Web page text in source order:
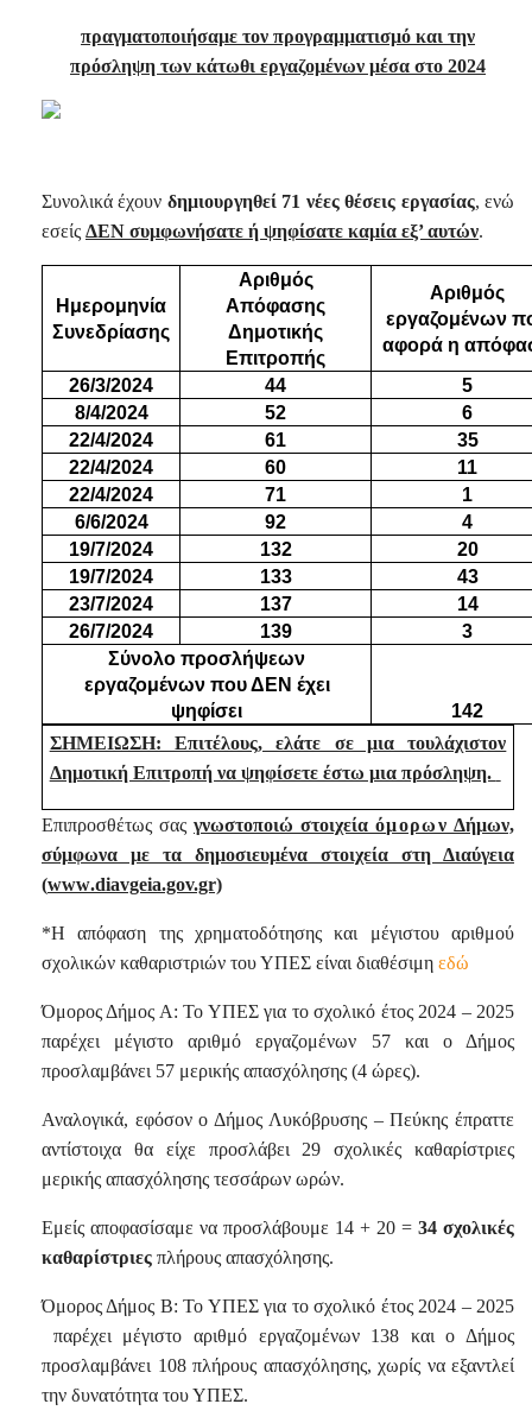
πραγματοποιήσαμε τον προγραμματισμό και την
πρόσληψη των κάτωθι εργαζομένων μέσα στο 2024
Συνολικά έχουν δημιουργηθεί 71 νέες θέσεις εργασίας, ενώ
εσείς ΔΕΝ συμφωνήσατε ή ψηφίσατε καμία εξ’ αυτών.
Ημερομηνία
Συνεδρίασης
Αριθμός
Απόφασης
Δημοτικής
Επιτροπής
Αριθμός
εργαζομένων
αφορά η
26/3/2024
44
5
8/4/2024
52
6
22/4/2024
61
35
22/4/2024
60
11
22/4/2024
71
1
6/6/2024
92
4
19/7/2024
132
20
19/7/2024
133
43
23/7/2024
137
14
26/7/2024
139
3
Σύνολο προσλήψεων
εργαζομένων που ΔΕΝ έχει
ψηφίσει
142
ΣΗΜΕΙΩΣΗ: Επιτέλους, ελάτε σε μια τουλάχιστον
Δημοτική Επιτροπή να ψηφίσετε έστω μια πρόσληψη.
Επιπροσθέτως σας γνωστοποιώ στοιχεία όμορων Δήμων,
σύμφωνα με τα δημοσιευμένα στοιχεία στη Διαύγεια
(www.diavgeia.gov.gr)
*Η απόφαση της χρηματοδότησης και μέγιστου αριθμού
σχολικών καθαριστριών του ΥΠΕΣ είναι διαθέσιμη εδώ
Όμορος Δήμος Α: Το ΥΠΕΣ για το σχολικό έτος 2024 – 2025
παρέχει μέγιστο αριθμό εργαζομένων 57 και ο Δήμος
προσλαμβάνει 57 μερικής απασχόλησης (4 ώρες).
Αναλογικά, εφόσον ο Δήμος Λυκόβρυσης – Πεύκης έπραττε
αντίστοιχα θα είχε προσλάβει 29 σχολικές καθαρίστριες
μερικής απασχόλησης τεσσάρων ωρών.
Εμείς αποφασίσαμε να προσλάβουμε 14 + 20 = 34 σχολικές
καθαρίστριες πλήρους απασχόλησης.
Όμορος Δήμος Β: Το ΥΠΕΣ για το σχολικό έτος 2024 – 2025
παρέχει μέγιστο αριθμό εργαζομένων 138 και ο Δήμος
προσλαμβάνει 108 πλήρους απασχόλησης, χωρίς να εξαντλεί
την δυνατότητα του ΥΠΕΣ.